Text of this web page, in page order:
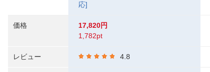
価格
レビュー
応]
17,820円
1,782pt
4.8